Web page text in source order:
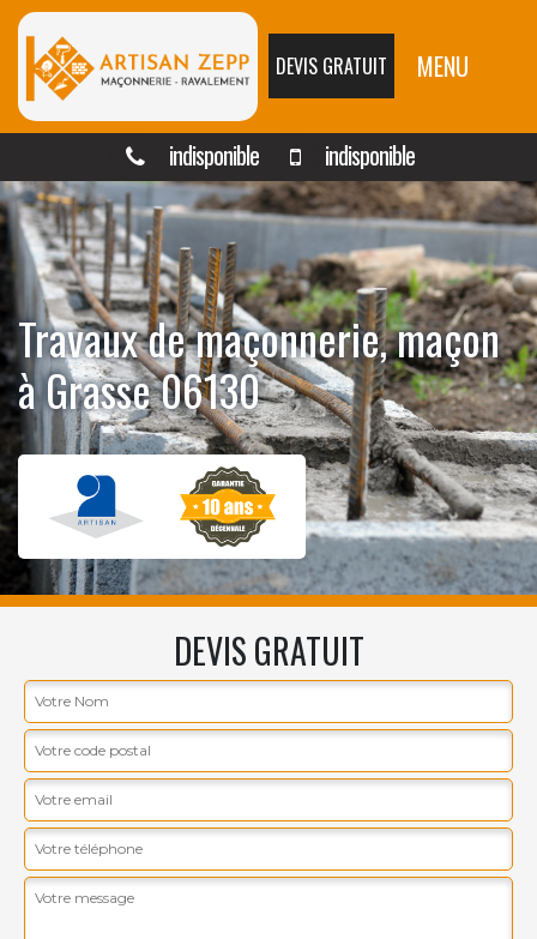
DEVIS GRATUIT MENU
indisponible indisponible
Travaux de maçonnerie, maçon
à Grasse 06130
DEVIS GRATUIT